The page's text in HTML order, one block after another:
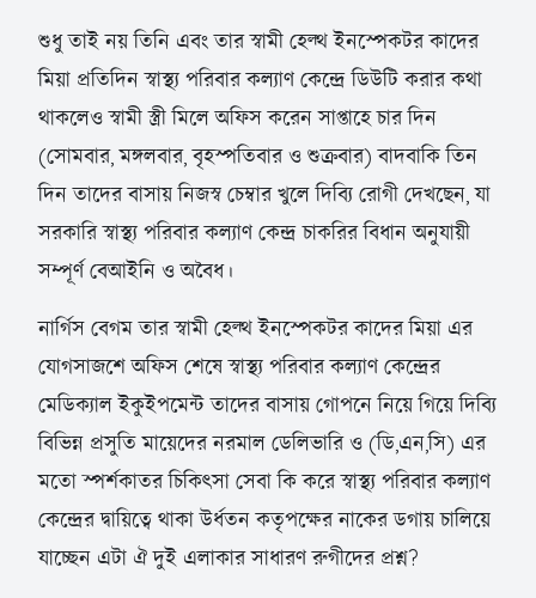
শুধু তাই নয় তিনি এবং তার স্বামী হেল্থ ইনস্পেকটর কাদের
মিয়া প্রতিদিন স্বাস্থ্য পরিবার কল্যাণ কেন্দ্রে ডিউটি করার কথা
থাকলেও স্বামী স্ত্রী মিলে অফিস করেন সাপ্তাহে চার দিন
(সোমবার, মঙ্গলবার, বৃহস্পতিবার ও শুক্রবার) বাদবাকি তিন
দিন তাদের বাসায় নিজস্ব চেম্বার খুলে দিব্যি রোগী দেখছেন, যা
সরকারি স্বাস্থ্য পরিবার কল্যাণ কেন্দ্র চাকরির বিধান অনুযায়ী
সম্পূর্ণ বেআইনি ও অবৈধ।
নার্গিস বেগম তার স্বামী হেল্থ ইনস্পেকটর কাদের মিয়া এর
যোগসাজশে অফিস শেষে স্বাস্থ্য পরিবার কল্যাণ কেন্দ্রের
মেডিক্যাল ইকুইপমেন্ট তাদের বাসায় গোপনে নিয়ে গিয়ে দিব্যি
বিভিন্ন প্রসুতি মায়েদের নরমাল ডেলিভারি ও (ডি,এন,সি) এর
মতো স্পর্শকাতর চিকিৎসা সেবা কি করে স্বাস্থ্য পরিবার কল্যাণ
কেন্দ্রের দ্বায়িত্বে থাকা উর্ধতন কতৃপক্ষের নাকের ডগায় চালিয়ে
যাচ্ছেন এটা ঐ দুই এলাকার সাধারণ রুগীদের প্রশ্ন?